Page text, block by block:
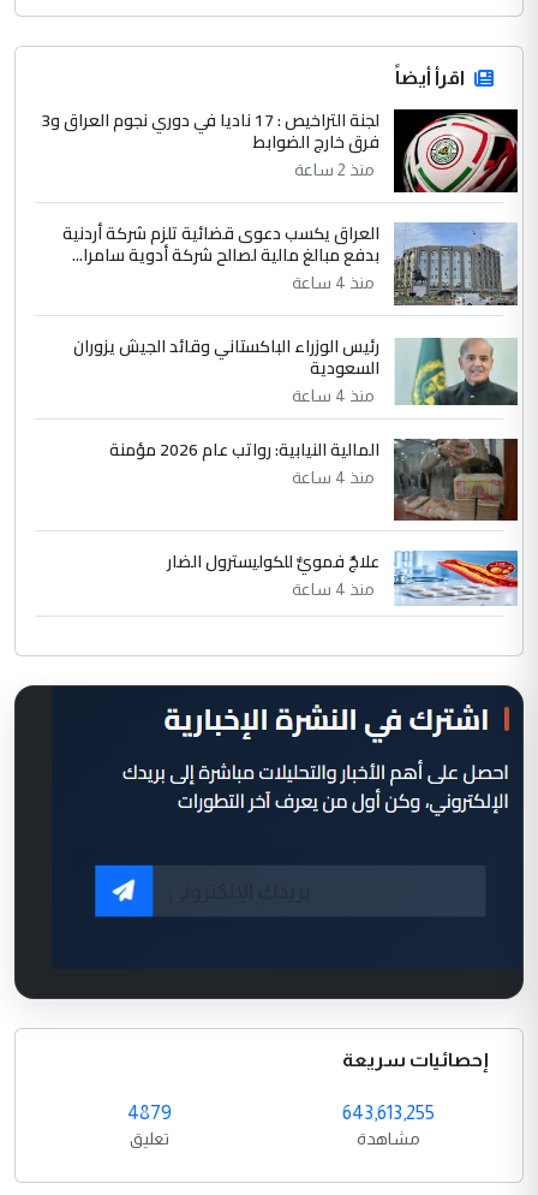
اقرأ أيضاً
لجنة التراخيص : 17 ناديا في دوري نجوم العراق و3
فرق خارج الضوابط
منذ 2 ساعة
العراق يكسب دعوى قضائية تلزم شركة أردنية
بدفع مبالغ مالية لصالح شركة أدوية سامرا...
منذ 4 ساعة
رئيس الوزراء الباكستاني وقائد الجيش يزوران
السعودية
منذ 4 ساعة
المالية النيابية: رواتب عام 2026 مؤمنة
منذ 4 ساعة
علاجٌ فمويٌّ للكوليسترول الضار
منذ 4 ساعة
إحصائيات سريعة
643,613,255
مشاهدة
4879
تعليق